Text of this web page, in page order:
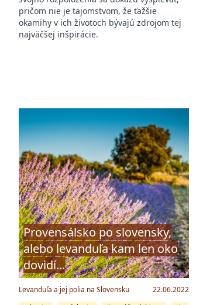
pričom nie je tajomstvom, že ťažšie
okamihy v ich životoch bývajú zdrojom tej
najväčšej inšpirácie.
Provensálsko po slovensky,
alebo levanduľa kam len oko
dovidí...
Levanduľa a jej polia na Slovensku
22.06.2022